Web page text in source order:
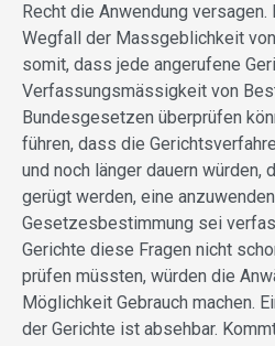
Recht die Anwendung
Wegfall der Massgeblichkeit
somit, dass jede angerufene
Verfassungsmässigkeit von
Bundesgesetzen überprüfen
führen, dass die
und noch länger dauern würden,
gerügt werden, eine
Gesetzesbestimmung sei
Gerichte diese Fragen nicht
prüfen müssten, würden die
Möglichkeit Gebrauch machen.
der Gerichte ist absehbar.